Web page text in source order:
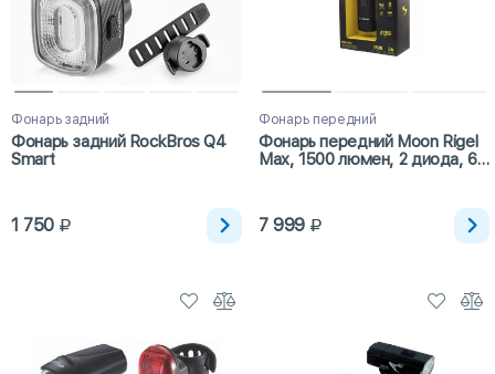
Фонарь задний
Фонарь задний RockBros Q4
Smart
1 750
Фонарь передний
Фонарь передний Moon Rigel
Max, 1500 люмен, 2 диода, 6
7 999